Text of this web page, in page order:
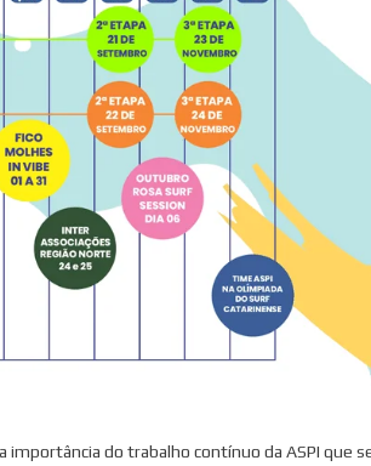
importância do trabalho contínuo da ASPI que